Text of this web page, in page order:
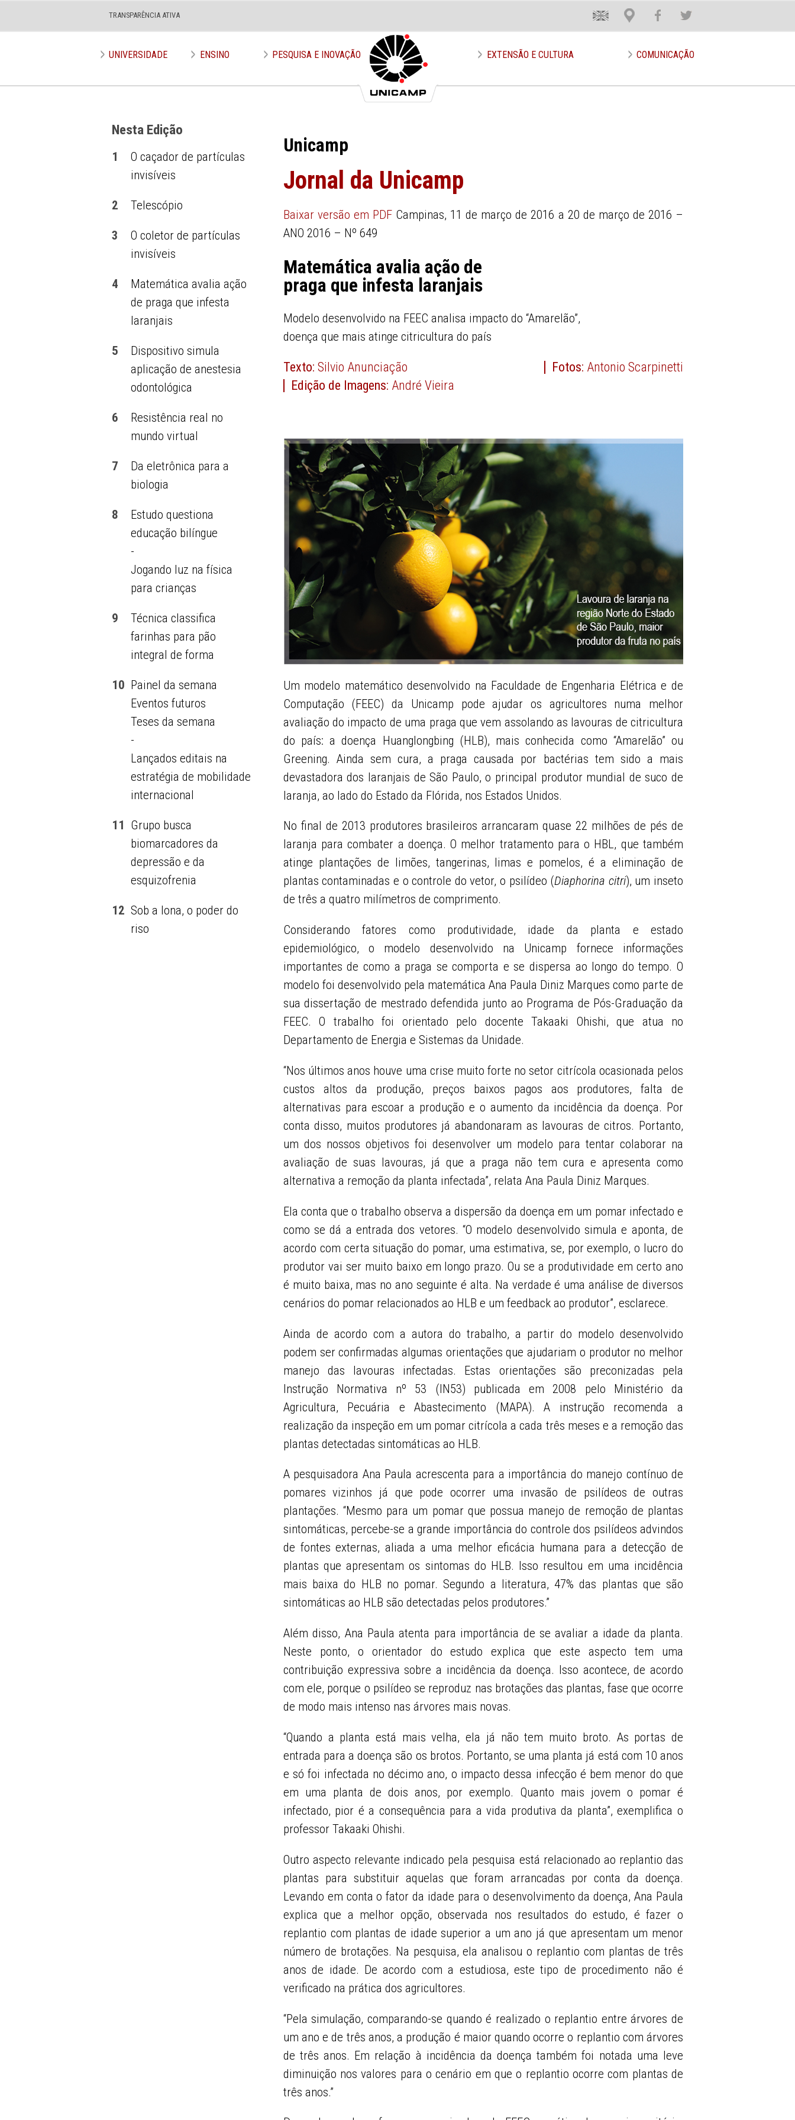
TRANSPARÊNCIA ATIVA
Loca
UNIVERSIDADE ENSINO PESQUISA E INOVAÇÃO EXTENSÃO E CULTURA COMUNICAÇÃO
Nesta Edição
1
O caçador de partículas
invisíveis
2 Telescópio
3
O coletor de partículas
invisíveis
4
Matemática avalia ação
de praga que infesta
laranjais
5
Dispositivo simula
aplicação de anestesia
odontológica
6
Resistência real no
mundo virtual
7
Da eletrônica para a
biologia
8
Estudo questiona
educação bilíngue
-
Jogando luz na física
para crianças
9
Técnica classifica
farinhas para pão
integral de forma
10 Painel da semana
Eventos futuros
Teses da semana
-
Lançados editais na
estratégia de mobilidade
internacional
11 Grupo busca
biomarcadores da
depressão e da
esquizofrenia
12 Sob a lona, o poder do
riso
Unicamp
Jornal da Unicamp
Baixar versão em PDF Campinas, 11 de março de 2016 a 20 de março de 2016 –
ANO 2016 – Nº 649
Matemática avalia ação de
praga que infesta laranjais
Modelo desenvolvido na FEEC analisa impacto do “Amarelão”,
doença que mais atinge citricultura do país
Texto: Silvio Anunciação Fotos: Antonio Scarpinetti
Edição de Imagens: André Vieira
Um modelo matemático desenvolvido na Faculdade de Engenharia Elétrica e de
Computação (FEEC) da Unicamp pode ajudar os agricultores numa melhor
avaliação do impacto de uma praga que vem assolando as lavouras de citricultura
do país: a doença Huanglongbing (HLB), mais conhecida como “Amarelão” ou
Greening. Ainda sem cura, a praga causada por bactérias tem sido a mais
devastadora dos laranjais de São Paulo, o principal produtor mundial de suco de
laranja, ao lado do Estado da Flórida, nos Estados Unidos.
No final de 2013 produtores brasileiros arrancaram quase 22 milhões de pés de
laranja para combater a doença. O melhor tratamento para o HBL, que também
atinge plantações de limões, tangerinas, limas e pomelos, é a eliminação de
plantas contaminadas e o controle do vetor, o psilídeo (Diaphorina citri), um inseto
de três a quatro milímetros de comprimento.
Considerando fatores como produtividade, idade da planta e estado
epidemiológico, o modelo desenvolvido na Unicamp fornece informações
importantes de como a praga se comporta e se dispersa ao longo do tempo. O
modelo foi desenvolvido pela matemática Ana Paula Diniz Marques como parte de
sua dissertação de mestrado defendida junto ao Programa de Pós-Graduação da
FEEC. O trabalho foi orientado pelo docente Takaaki Ohishi, que atua no
Departamento de Energia e Sistemas da Unidade.
“Nos últimos anos houve uma crise muito forte no setor citrícola ocasionada pelos
custos altos da produção, preços baixos pagos aos produtores, falta de
alternativas para escoar a produção e o aumento da incidência da doença. Por
conta disso, muitos produtores já abandonaram as lavouras de citros. Portanto,
um dos nossos objetivos foi desenvolver um modelo para tentar colaborar na
avaliação de suas lavouras, já que a praga não tem cura e apresenta como
alternativa a remoção da planta infectada”, relata Ana Paula Diniz Marques.
Ela conta que o trabalho observa a dispersão da doença em um pomar infectado e
como se dá a entrada dos vetores. “O modelo desenvolvido simula e aponta, de
acordo com certa situação do pomar, uma estimativa, se, por exemplo, o lucro do
produtor vai ser muito baixo em longo prazo. Ou se a produtividade em certo ano
é muito baixa, mas no ano seguinte é alta. Na verdade é uma análise de diversos
cenários do pomar relacionados ao HLB e um feedback ao produtor”, esclarece.
Ainda de acordo com a autora do trabalho, a partir do modelo desenvolvido
podem ser confirmadas algumas orientações que ajudariam o produtor no melhor
manejo das lavouras infectadas. Estas orientações são preconizadas pela
Instrução Normativa nº 53 (IN53) publicada em 2008 pelo Ministério da
Agricultura, Pecuária e Abastecimento (MAPA). A instrução recomenda a
realização da inspeção em um pomar citrícola a cada três meses e a remoção das
plantas detectadas sintomáticas ao HLB.
A pesquisadora Ana Paula acrescenta para a importância do manejo contínuo de
pomares vizinhos já que pode ocorrer uma invasão de psilídeos de outras
plantações. “Mesmo para um pomar que possua manejo de remoção de plantas
sintomáticas, percebe-se a grande importância do controle dos psilídeos advindos
de fontes externas, aliada a uma melhor eficácia humana para a detecção de
plantas que apresentam os sintomas do HLB. Isso resultou em uma incidência
mais baixa do HLB no pomar. Segundo a literatura, 47% das plantas que são
sintomáticas ao HLB são detectadas pelos produtores.”
Além disso, Ana Paula atenta para importância de se avaliar a idade da planta.
Neste ponto, o orientador do estudo explica que este aspecto tem uma
contribuição expressiva sobre a incidência da doença. Isso acontece, de acordo
com ele, porque o psilídeo se reproduz nas brotações das plantas, fase que ocorre
de modo mais intenso nas árvores mais novas.
“Quando a planta está mais velha, ela já não tem muito broto. As portas de
entrada para a doença são os brotos. Portanto, se uma planta já está com 10 anos
e só foi infectada no décimo ano, o impacto dessa infecção é bem menor do que
em uma planta de dois anos, por exemplo. Quanto mais jovem o pomar é
infectado, pior é a consequência para a vida produtiva da planta”, exemplifica o
professor Takaaki Ohishi.
Outro aspecto relevante indicado pela pesquisa está relacionado ao replantio das
plantas para substituir aquelas que foram arrancadas por conta da doença.
Levando em conta o fator da idade para o desenvolvimento da doença, Ana Paula
explica que a melhor opção, observada nos resultados do estudo, é fazer o
replantio com plantas de idade superior a um ano já que apresentam um menor
número de brotações. Na pesquisa, ela analisou o replantio com plantas de três
anos de idade. De acordo com a estudiosa, este tipo de procedimento não é
verificado na prática dos agricultores.
“Pela simulação, comparando-se quando é realizado o replantio entre árvores de
um ano e de três anos, a produção é maior quando ocorre o replantio com árvores
de três anos. Em relação à incidência da doença também foi notada uma leve
diminuição nos valores para o cenário em que o replantio ocorre com plantas de
três anos.”